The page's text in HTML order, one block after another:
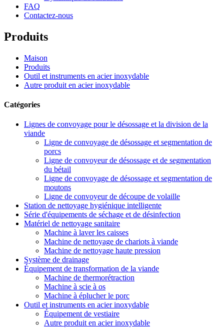
FAQ
Contactez-nous
Produits
Maison
Produits
Outil et instruments en acier inoxydable
Autre produit en acier inoxydable
Catégories
Lignes de convoyage pour le désossage et la division de la
viande
Ligne de convoyage de désossage et segmentation de
porcs
Ligne de convoyeur de désossage et de segmentation
du bétail
Ligne de convoyage de désossage et segmentation de
moutons
Ligne de convoyeur de découpe de volaille
Station de nettoyage hygiénique intelligente
Série d'équipements de séchage et de désinfection
Matériel de nettoyage sanitaire
Machine à laver les caisses
Machine de nettoyage de chariots à viande
Machine de nettoyage haute pression
Système de drainage
Équipement de transformation de la viande
Machine de thermorétraction
Machine à scie à os
Machine à éplucher le porc
Outil et instruments en acier inoxydable
Équipement de vestiaire
Autre produit en acier inoxydable